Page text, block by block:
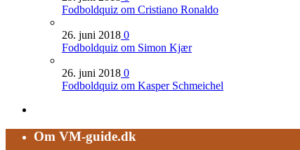
Fodboldquiz om Cristiano Ronaldo
26. juni 2018 0
Fodboldquiz om Simon Kjær
26. juni 2018 0
Fodboldquiz om Kasper Schmeichel
Om VM-guide.dk